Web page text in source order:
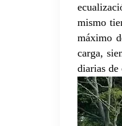
mismo
máximo
carga,
diarias de